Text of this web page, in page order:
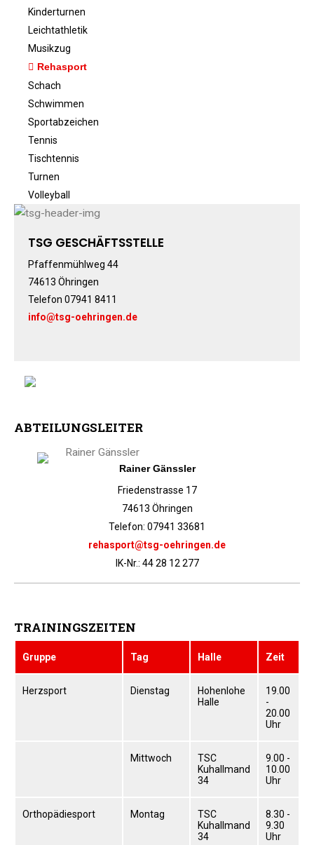
Vereinsbus
Besprechungszimmer
Heimwettkämpfe Veranstaltungen
SERVICE
Downloads & Formulare
Links
Sommernachtsfest 2026
14. Kinder-Sport-Spiele 2026
Sportabzeichen Ehrung 2025
Chronik 2025, Teil 1+2
Seniorennachmittag 7.10.25
13. Kinder-Sport-Spiele 2025
Kinderturnen
Leichtathletik
Musikzug
Rehasport
Schach
Schwimmen
Sportabzeichen
Tennis
Tischtennis
Turnen
Volleyball
TSG GESCHÄFTSSTELLE
Pfaffenmühlweg 44
74613 Öhringen
Telefon 07941 8411
info@tsg-oehringen.de
ABTEILUNGSLEITER​
Rainer Gänssler
Friedenstrasse 17
74613 Öhringen
Telefon: 07941 33681
rehasport@tsg-oehringen.de
IK-Nr.: 44 28 12 277
TRAININGSZEITEN
Gruppe Tag Halle Zeit
Herzsport Dienstag
Hohenlohe
Halle
19.00
-
20.00
Uhr
Mittwoch
TSC
Kuhallmand
34
9.00 -
10.00
Uhr
Orthopädiesport Montag
TSC
Kuhallmand
34
8.30 -
9.30
Uhr